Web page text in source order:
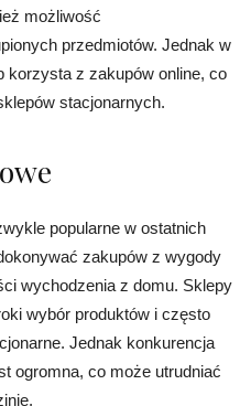
możliwość
przedmiotów. Jednak w
korzysta z zakupów online, co
stacjonarnych.
popularne w ostatnich
zakupów z wygody
wychodzenia z domu. Sklepy
wybór produktów i często
Jednak konkurencja
ogromna, co może utrudniać